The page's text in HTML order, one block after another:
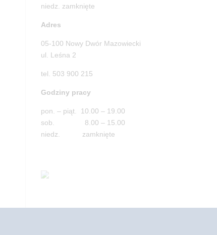
niedz. zamknięte
Adres
05-100 Nowy Dwór Mazowiecki
ul. Leśna 2
tel. 503 900 215
Godziny pracy
pon. – piąt. 10.00 – 19.00
sob. 8.00 – 15.00
niedz. zamknięte